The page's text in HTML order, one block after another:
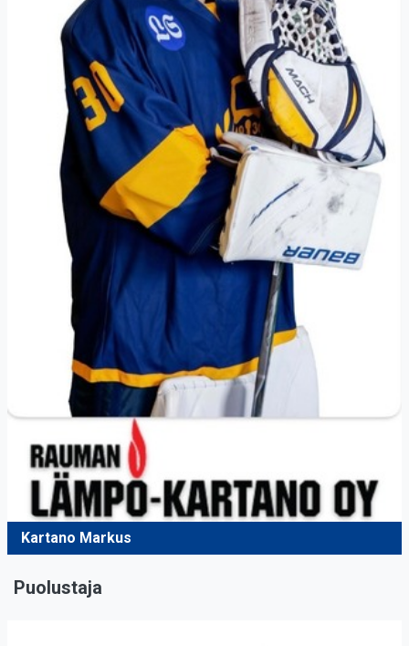
Kartano Markus
Puolustaja